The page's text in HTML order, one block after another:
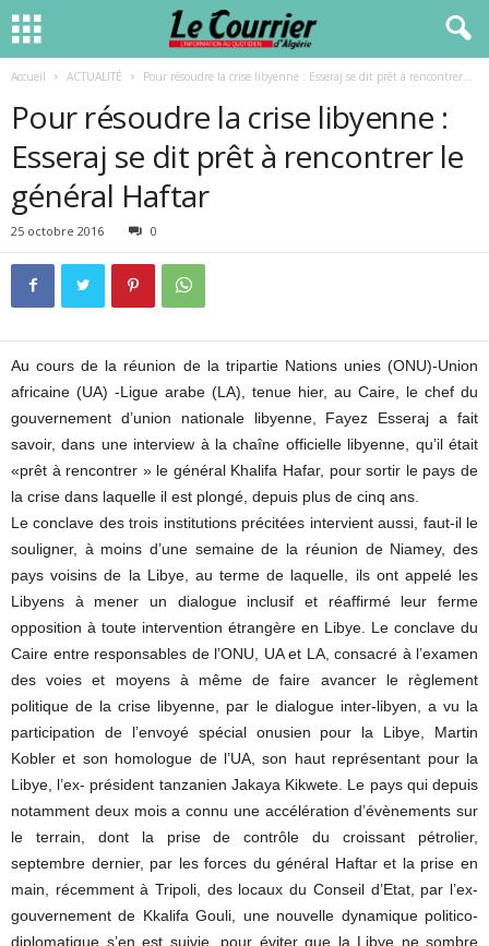
Accueil ACTUALITÉ Pour résoudre la crise libyenne : Esseraj se dit prêt à rencontrer...
Pour résoudre la crise libyenne :
Esseraj se dit prêt à rencontrer le
général Haftar
25 octobre 2016 0
Au cours de la réunion de la tripartie Nations unies (ONU)-Union
africaine (UA) -Ligue arabe (LA), tenue hier, au Caire, le chef du
gouvernement d’union nationale libyenne, Fayez Esseraj a fait
savoir, dans une interview à la chaîne officielle libyenne, qu’il était
«prêt à rencontrer » le général Khalifa Hafar, pour sortir le pays de
la crise dans laquelle il est plongé, depuis plus de cinq ans.
Le conclave des trois institutions précitées intervient aussi, faut-il le
souligner, à moins d’une semaine de la réunion de Niamey, des
pays voisins de la Libye, au terme de laquelle, ils ont appelé les
Libyens à mener un dialogue inclusif et réaffirmé leur ferme
opposition à toute intervention étrangère en Libye. Le conclave du
Caire entre responsables de l’ONU, UA et LA, consacré à l’examen
des voies et moyens à même de faire avancer le règlement
politique de la crise libyenne, par le dialogue inter-libyen, a vu la
participation de l’envoyé spécial onusien pour la Libye, Martin
Kobler et son homologue de l’UA, son haut représentant pour la
Libye, l’ex- président tanzanien Jakaya Kikwete. Le pays qui depuis
notamment deux mois a connu une accélération d’évènements sur
le terrain, dont la prise de contrôle du croissant pétrolier,
septembre dernier, par les forces du général Haftar et la prise en
main, récemment à Tripoli, des locaux du Conseil d’Etat, par l’ex-
gouvernement de Kkalifa Gouli, une nouvelle dynamique politico-
diplomatique s’en est suivie, pour éviter que la Libye ne sombre